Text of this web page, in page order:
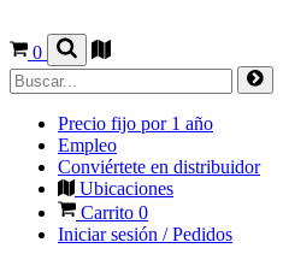
0
Precio fijo por 1 año
Empleo
Conviértete en distribuidor
Ubicaciones
Carrito 0
Iniciar sesión / Pedidos